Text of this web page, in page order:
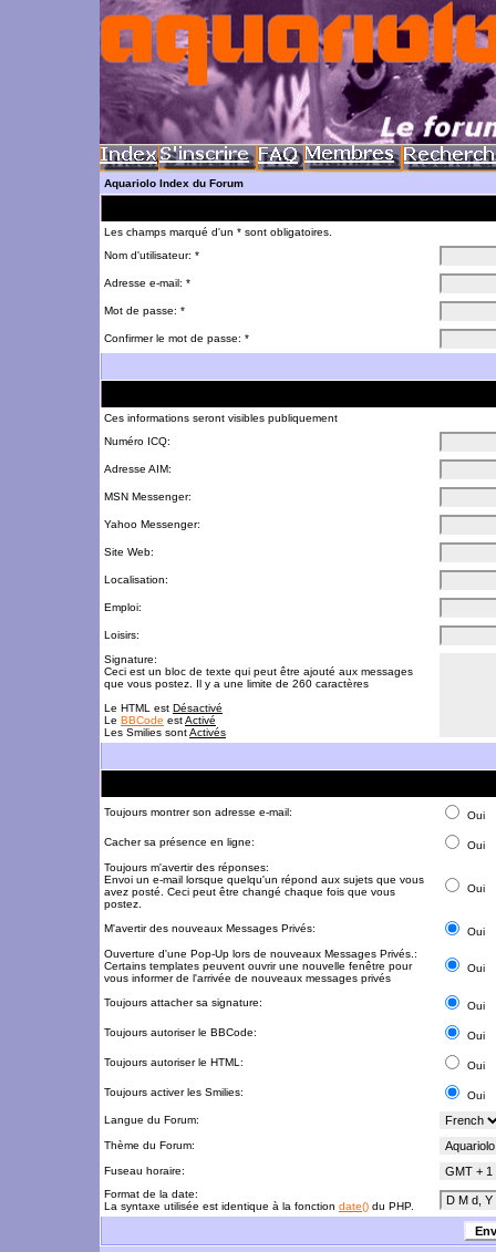
Aquariolo Index du Forum
Les champs marqué d'un * sont obligatoires.
Nom d'utilisateur: *
Adresse e-mail: *
Mot de passe: *
Confirmer le mot de passe: *
Ces informations seront visibles publiquement
Numéro ICQ:
Adresse AIM:
MSN Messenger:
Yahoo Messenger:
Site Web:
Localisation:
Emploi:
Loisirs:
Signature:
Ceci est un bloc de texte qui peut être ajouté aux messages
que vous postez. Il y a une limite de 260 caractères
Le HTML est Désactivé
Le BBCode estActivé
Les Smilies sontActivés
Toujours montrer son adresse e-mail: Oui
Cacher sa présence en ligne:
Oui
Toujours m'avertir des réponses:
Envoi un e-mail lorsque quelqu'un répond aux sujets que vous
avez posté. Ceci peut être changé chaque fois que vous
postez.
Oui
M'avertir des nouveaux Messages Privés:
Oui
Ouverture d'une Pop-Up lors de nouveaux Messages Privés.:
Certains templates peuvent ouvrir une nouvelle fenêtre pour
vous informer de l'arrivée de nouveaux messages privés
Oui
Toujours attacher sa signature: Oui
Toujours autoriser le BBCode: Oui
Toujours autoriser le HTML: Oui
Toujours activer les Smilies:
Oui
Langue du Forum:
Thème du Forum:
Fuseau horaire:
Format de la date:
La syntaxe utilisée est identique à la fonction date() du PHP.